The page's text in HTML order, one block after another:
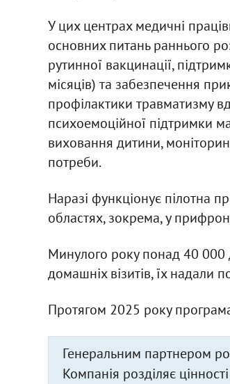
У цих центрах медичні
основних питань раннього
рутинної вакцинації,
місяців) та забезпечення
профілактики травматизму
психоемоційної підтримки
виховання дитини,
потреби.
Наразі функціонує пілотна
областях, зокрема, у
Минулого року понад 40 000
домашніх візитів, їх надали
Протягом 2025 року
Генеральним партнером
Компанія розділяє цінності